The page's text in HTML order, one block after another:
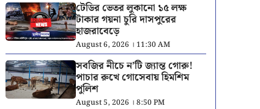
টেডির ভেতর লুকানো ১৫ লক্ষ
টাকার গয়না চুরি দাসপুরের
হাজরাবেড়ে
August 6, 2026 । 11:30 AM
সবজির নীচে ন’টি জ্যান্ত গোরু!
পাচার রুখে গোসেবায় হিমশিম
পুলিশ
August 5, 2026 । 8:50 PM